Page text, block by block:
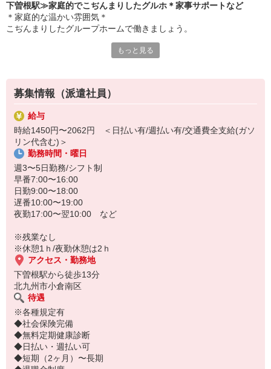
下曽根駅≫家庭的でこぢんまりしたグルホ＊家事サポートなど
＊家庭的な温かい雰囲気＊
こぢんまりしたグループホームで働きましょう。
・外出の付き添い
・健康状態のチェック など
グループホームは「利用者さんができることを増やす」ことを大切
にしています。そのためSTAFFが何でもやってあげるわけではあり
ません！
家事の手伝いなどを通じて生活能力の維持/向上を目指します＊
履歴書不要・面接なし・事前の職場見学あり＊
気になることがあれば、応募時に何でもご質問OK！
もっと見る
募集情報（派遣社員）
給与
時給1450円〜2062円 ＜日払い有/週払い有/交通費全支給(ガソ
リン代含む)＞
勤務時間・曜日
週3〜5日勤務/シフト制
早番7:00〜16:00
日勤9:00〜18:00
遅番10:00〜19:00
夜勤17:00〜翌10:00 など
※残業なし
※休憩1ｈ/夜勤休憩は2ｈ
アクセス・勤務地
下曽根駅から徒歩13分
北九州市小倉南区
待遇
※各種規定有
◆社会保険完備
◆無料定期健康診断
◆日払い・週払い可
◆短期（2ヶ月）〜長期